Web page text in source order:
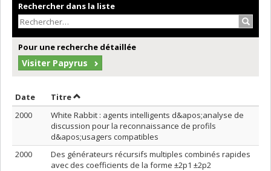
Rechercher dans la liste
Pour une recherche détaillée
Visiter Papyrus
Date Trier par date en ordre décroissant
TitreTrier par titre en ordre décroissant
2000
White Rabbit : agents intelligents d&apos;analyse de
discussion pour la reconnaissance de profils
d&apos;usagers compatibles
2000
Des générateurs récursifs multiples combinés rapides
avec des coefficients de la forme ±2p1 ±2p2